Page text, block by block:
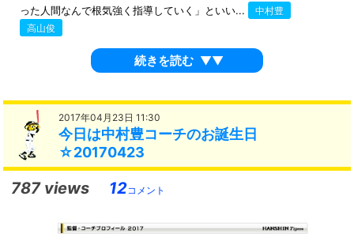
った人間なんで根気強く指導していく」といい...
中村豊
高山俊
続きを読む ▼▼
2017年04月23日 11:30
今日は中村豊コーチのお誕生日
☆20170423
787 views 12コメント